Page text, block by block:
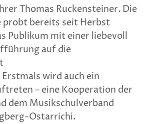
Thomas Ruckensteiner. Die
probt bereits seit Herbst
Publikum mit einer liebevoll
auf die
wird auch ein
– eine Kooperation der
dem Musikschulverband
Ostarrichi.